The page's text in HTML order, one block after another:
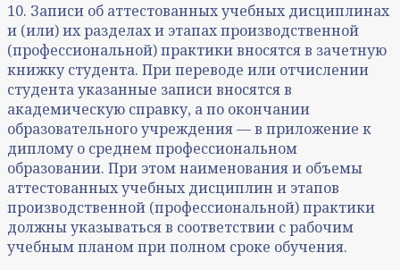
10. Записи об аттестованных учебных дисциплинах
и (или) их разделах и этапах производственной
(профессиональной) практики вносятся в зачетную
книжку студента. При переводе или отчислении
студента указанные записи вносятся в
академическую справку, а по окончании
образовательного учреждения — в приложение к
диплому о среднем профессиональном
образовании. При этом наименования и объемы
аттестованных учебных дисциплин и этапов
производственной (профессиональной) практики
должны указываться в соответствии с рабочим
учебным планом при полном сроке обучения.